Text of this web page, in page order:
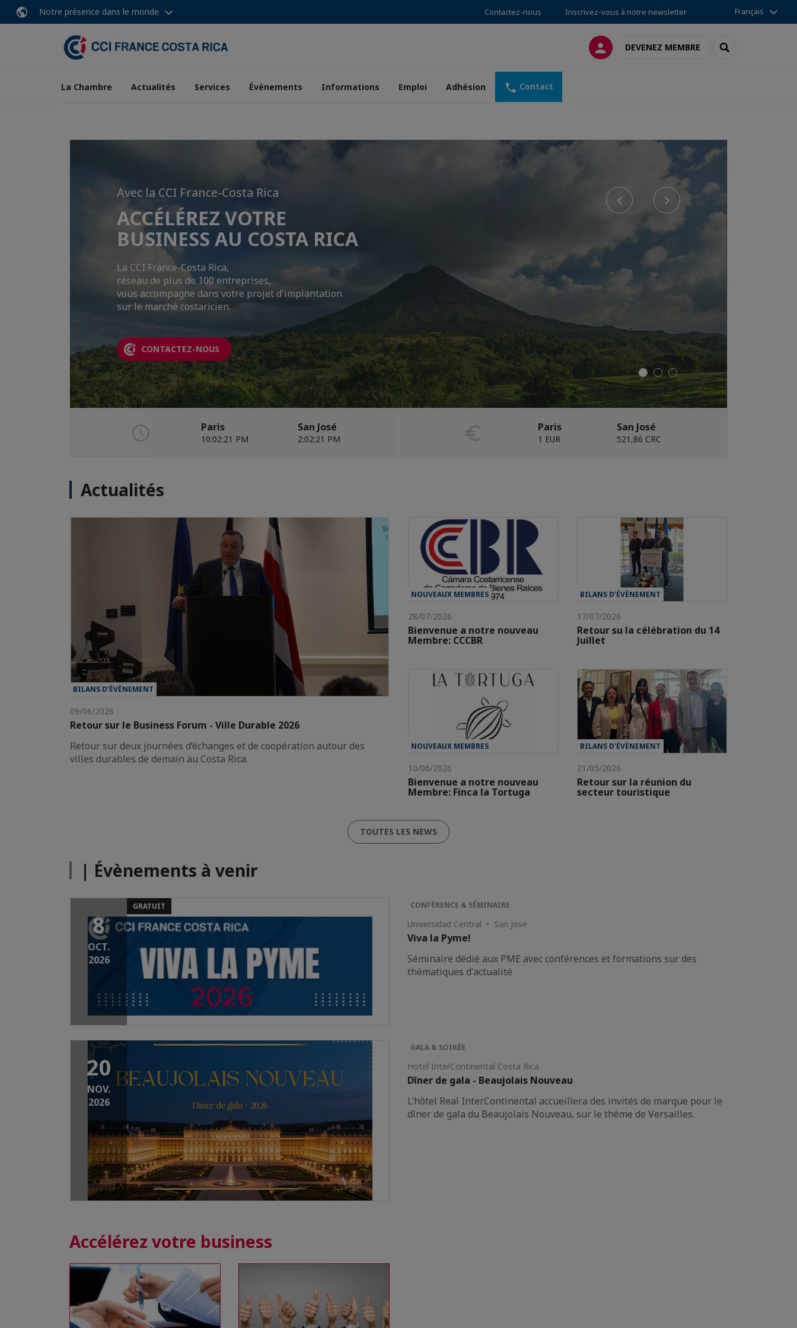
Notre présence dans le monde Contactez-nous Inscrivez-vous à notre newsletter Français
CONNEXIONDEVENEZ MEMBRE RECHERCHER
La Chambre Actualités Services Évènements Informations Emploi Adhésion Contact
Previous
Avec la CCI France-Costa Rica
ACCÉLÉREZ VOTRE
BUSINESS AU COSTA RICA
La CCI France-Costa Rica,
réseau de plus de 100 entreprises,
vous accompagne dans votre projet d'implantation
sur le marché costaricien.
CONTACTEZ-NOUS
Nous sommes opérateur
agréé pour le Chèque
Relance Export !
#FranceRelance
LIRE PLUS
Rejoignez-nous !
Rejoignez dès maintenant le premier
réseau d'affaires franco-costaricien.
DEVENEZ MEMBRE
Next
Paris
10:02:22 PM
San José
2:02:22 PM
Paris
1 EUR
San José
521,86 CRC
Actualités
BILANS D’ÉVÈNEMENT
09/06/2026
Retour sur le Business Forum - Ville Durable 2026
Retour sur deux journées d’échanges et de coopération autour des
villes durables de demain au Costa Rica.
NOUVEAUX MEMBRES
28/07/2026
Bienvenue a notre nouveau
Membre: CCCBR
BILANS D’ÉVÈNEMENT
17/07/2026
Retour su la célébration du 14
Juillet
NOUVEAUX MEMBRES
10/06/2026
Bienvenue a notre nouveau
Membre: Finca la Tortuga
BILANS D’ÉVÈNEMENT
21/05/2026
Retour sur la réunion du
secteur touristique
TOUTES LES NEWS
| Évènements à venir
8
OCT.
2026
GRATUIT CONFÉRENCE & SÉMINAIRE
Universidad Central • San Jose
Viva la Pyme!
Séminaire dédié aux PME avec conférences et formations sur des
thématiques d'actualité
20
NOV.
2026
GALA & SOIRÉE
Hotel InterContinental Costa Rica
Dîner de gala - Beaujolais Nouveau
L’hôtel Real InterContinental accueillera des invités de marque pour le
dîner de gala du Beaujolais Nouveau, sur le thème de Versailles.
Accélérez votre business